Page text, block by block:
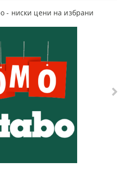
- ниски цени на избрани